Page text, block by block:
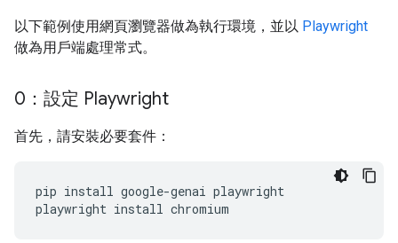
以下範例使用網頁瀏覽器做為執行環境，並以 Playwright
做為用戶端處理常式。
0：設定 Playwright
首先，請安裝必要套件：
pip install google-genai playwright
playwright install